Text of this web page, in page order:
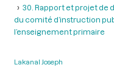
30. Rapport et projet de
du comité d’instruction
l’enseignement primaire
Lakanal Joseph